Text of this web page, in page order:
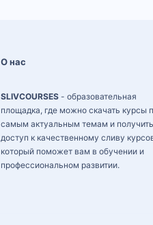
О нас
SLIVCOURSES - образовательная
площадка, где можно скачать курсы
самым актуальным темам и получить
доступ к качественному сливу
который поможет вам в обучении и
профессиональном развитии.